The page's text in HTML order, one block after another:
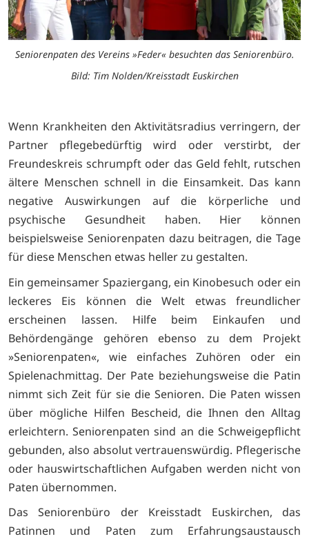
Seniorenpaten des Vereins »Feder« besuchten das Seniorenbüro.
Bild: Tim Nolden/Kreisstadt Euskirchen
Wenn Krankheiten den Aktivitätsradius verringern, der
Partner pflegebedürftig wird oder verstirbt, der
Freundeskreis schrumpft oder das Geld fehlt, rutschen
ältere Menschen schnell in die Einsamkeit. Das kann
negative Auswirkungen auf die körperliche und
psychische Gesundheit haben. Hier können
beispielsweise Seniorenpaten dazu beitragen, die Tage
für diese Menschen etwas heller zu gestalten.
Ein gemeinsamer Spaziergang, ein Kinobesuch oder ein
leckeres Eis können die Welt etwas freundlicher
erscheinen lassen. Hilfe beim Einkaufen und
Behördengänge gehören ebenso zu dem Projekt
»Seniorenpaten«, wie einfaches Zuhören oder ein
Spielenachmittag. Der Pate beziehungsweise die Patin
nimmt sich Zeit für sie die Senioren. Die Paten wissen
über mögliche Hilfen Bescheid, die Ihnen den Alltag
erleichtern. Seniorenpaten sind an die Schweigepflicht
gebunden, also absolut vertrauenswürdig. Pflegerische
oder hauswirtschaftlichen Aufgaben werden nicht von
Paten übernommen.
Das Seniorenbüro der Kreisstadt Euskirchen, das
Patinnen und Paten zum Erfahrungsaustausch